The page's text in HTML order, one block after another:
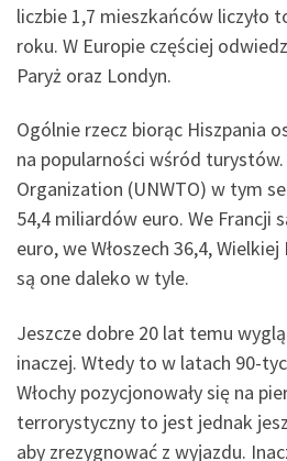
liczbie 1,7 mieszkańców liczyło
roku. W Europie częściej
Paryż oraz Londyn.
Ogólnie rzecz biorąc Hiszpania
na popularności wśród
Organization (UNWTO) w tym
54,4 miliardów euro. We Francji
euro, we Włoszech 36,4,
są one daleko w tyle.
Jeszcze dobre 20 lat temu
inaczej. Wtedy to w latach 90-
Włochy pozycjonowały się na
terrorystyczny to jest jednak
aby zrezygnować z wyjazdu.